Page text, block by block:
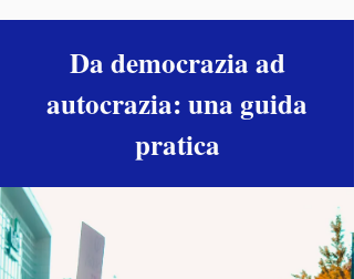
Da democrazia ad
autocrazia: una guida
pratica